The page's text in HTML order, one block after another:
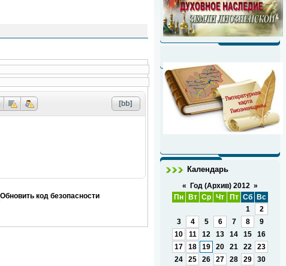
Календарь
« Год (Архив) 2012 »
Пн
Вт Ср Чт Пт Сб
Вс
1
2
3
4 5 6 7 8
9
10
11 12 13 14 15
16
17
18 19 20 21 22
23
24
25 26 27 28 29
30